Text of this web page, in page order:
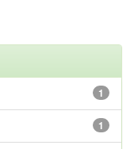
1
1